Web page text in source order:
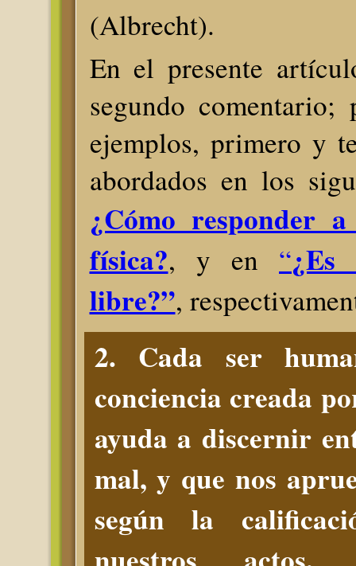
(Albrecht).
En el presente
segundo comentario;
ejemplos, primero y
abordados en los
¿Cómo responder
física?, y en “¿Es
libre?”,
2. Cada ser
conciencia creada
ayuda a discernir
mal, y que nos
según la